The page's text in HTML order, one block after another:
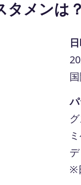
タメンは？
※